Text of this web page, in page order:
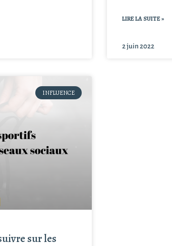
LIRE LA SUITE »
2 juin 2022
INFLUENCE
sur les